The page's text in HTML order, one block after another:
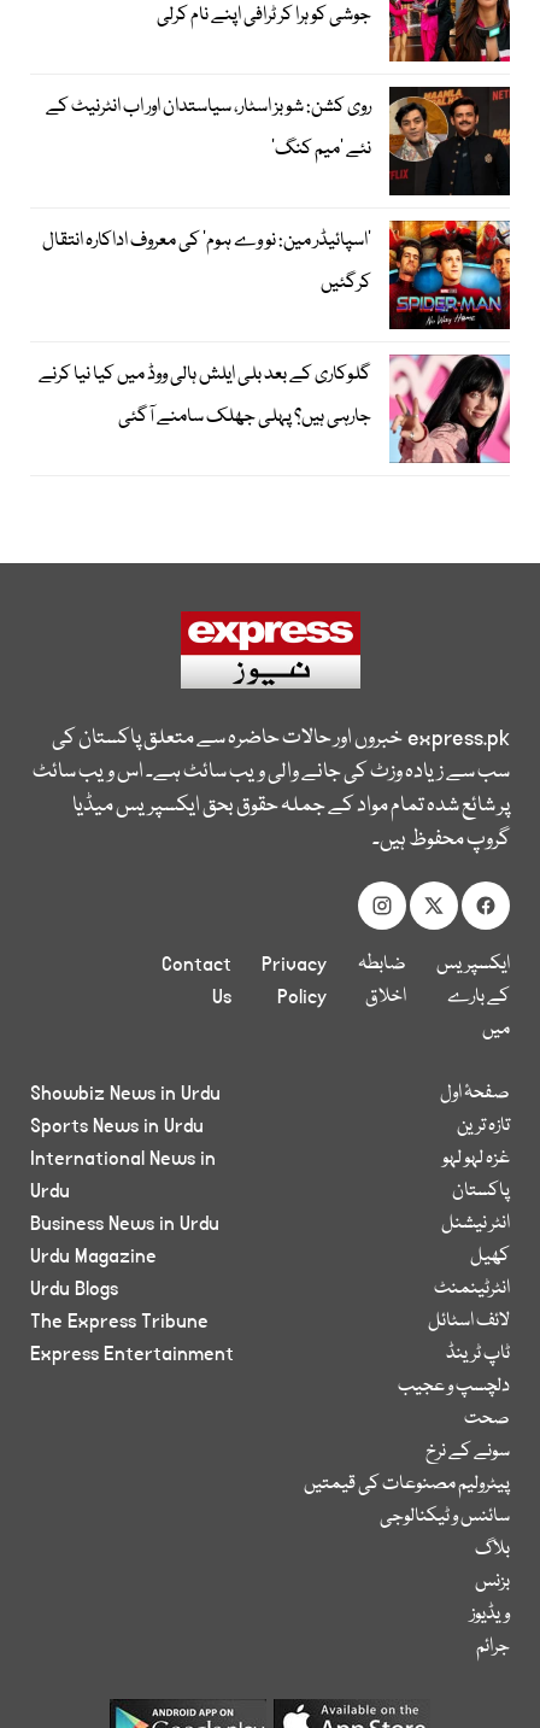
جوشی کو ہرا کر ٹرافی اپنے نام کرلی
روی کشن: شوبز اسٹار، سیاستدان اور اب انٹرنیٹ کے
نئے ’میم کنگ‘
’اسپائیڈر مین: نو وے ہوم‘ کی معروف اداکارہ انتقال
کرگئیں
گلوکاری کے بعد بلی ایلش ہالی ووڈ میں کیا نیا کرنے
جارہی ہیں؟ پہلی جھلک سامنے آگئی
express.pkخبروں اور حالات حاضرہ سے متعلق پاکستان کی
سب سے زیادہ وزٹ کی جانے والی ویب سائٹ ہے۔ اس ویب سائٹ
پر شائع شدہ تمام مواد کے جملہ حقوق بحق ایکسپریس میڈیا
گروپ محفوظ ہیں۔
ایکسپریس
کے بارے
میں
ضابطہ
اخلاق
Privacy
Policy
Contact
Us
صفحۂ اول
تازہ ترین
غزہ لہو لہو
پاکستان
انٹر نیشنل
کھیل
انٹرٹینمنٹ
لائف اسٹائل
ٹاپ ٹرینڈ
دلچسپ و عجیب
صحت
سونے کے نرخ
پیٹرولیم مصنوعات کی قیمتیں
سائنس و ٹیکنالوجی
بلاگ
بزنس
ویڈیوز
جرائم
Showbiz News in Urdu
Sports News in Urdu
International News in
Urdu
Business News in Urdu
Urdu Magazine
Urdu Blogs
The Express Tribune
Express Entertainment